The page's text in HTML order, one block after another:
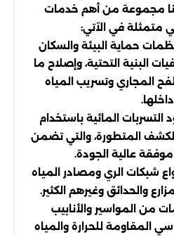
مجموعة من أهم خدمات
متمثلة في الآتي:
حماية البيئة والسكان
البنية التحتية، وإصلاح ما
المجاري وتسريب المياه
داخلها.
المائية باستخدام
المتطورة، والتي تضمن
عالية الجودة.
شبكات الري ومصادر المياه
والحدائق وغيرهم الكثير.
من المواسير والأنابيب
المقاومة للحرارة والمياه